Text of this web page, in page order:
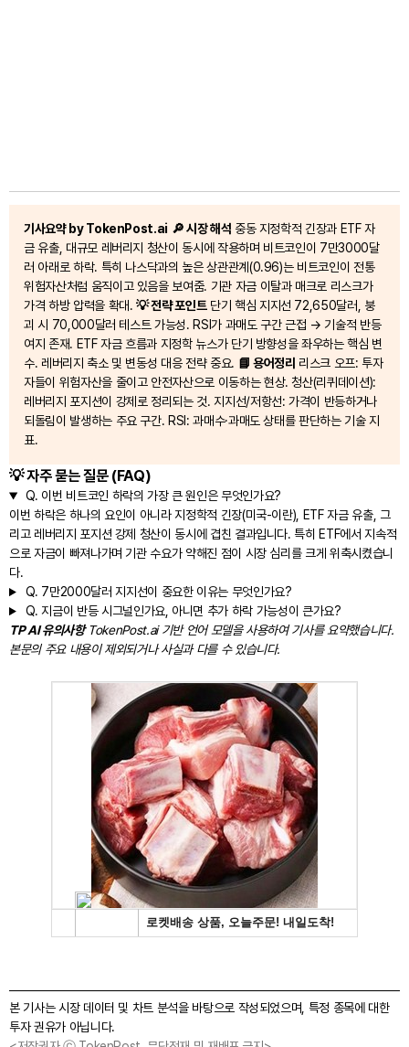
기사요약 by TokenPost.ai 🔎 시장 해석 중동 지정학적 긴장과 ETF 자
금 유출, 대규모 레버리지 청산이 동시에 작용하며 비트코인이 7만3000달
러 아래로 하락. 특히 나스닥과의 높은 상관관계(0.96)는 비트코인이 전통
위험자산처럼 움직이고 있음을 보여줌. 기관 자금 이탈과 매크로 리스크가
가격 하방 압력을 확대.💡 전략 포인트단기 핵심 지지선 72,650달러, 붕
괴 시 70,000달러 테스트 가능성. RSI가 과매도 구간 근접 → 기술적 반등
여지 존재. ETF 자금 흐름과 지정학 뉴스가 단기 방향성을 좌우하는 핵심 변
수. 레버리지 축소 및 변동성 대응 전략 중요. 📘 용어정리 리스크 오프: 투자
자들이 위험자산을 줄이고 안전자산으로 이동하는 현상. 청산(리퀴데이션):
레버리지 포지션이 강제로 정리되는 것. 지지선/저항선: 가격이 반등하거나
되돌림이 발생하는 주요 구간. RSI: 과매수·과매도 상태를 판단하는 기술 지
표.
💡 자주 묻는 질문 (FAQ)
Q. 이번 비트코인 하락의 가장 큰 원인은 무엇인가요?
이번 하락은 하나의 요인이 아니라 지정학적 긴장(미국-이란), ETF 자금 유출, 그
리고 레버리지 포지션 강제 청산이 동시에 겹친 결과입니다. 특히 ETF에서 지속적
으로 자금이 빠져나가며 기관 수요가 약해진 점이 시장 심리를 크게 위축시켰습니
다.
Q. 7만2000달러 지지선이 중요한 이유는 무엇인가요?
Q. 지금이 반등 시그널인가요, 아니면 추가 하락 가능성이 큰가요?
TP AI 유의사항TokenPost.ai 기반 언어 모델을 사용하여 기사를 요약했습니다.
본문의 주요 내용이 제외되거나 사실과 다를 수 있습니다.
본 기사는 시장 데이터 및 차트 분석을 바탕으로 작성되었으며, 특정 종목에 대한
투자 권유가 아닙니다.